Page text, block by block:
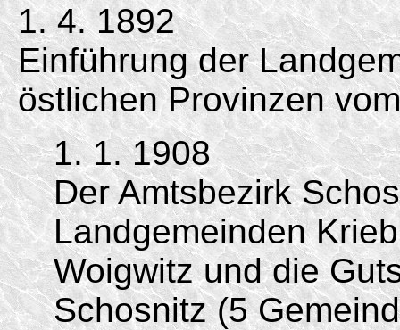
1. 4. 1892
Einführung der
östlichen Provinzen
1. 1. 1908
Der Amtsbezirk
Landgemeinden
Woigwitz und die
Schosnitz (5